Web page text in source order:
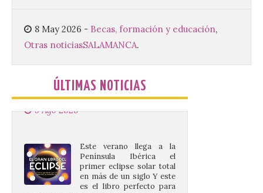
8 May 2026 - Becas, formación y educación,
Otras noticiasSALAMANCA.
ÚLTIMAS NOTICIAS
9 Ago 2026
en más de un siglo Y este
es el libro perfecto para
vivirlo como una experiencia inolvidable.
¿Y si el cielo cambiara ante tus ojos… y
supieras exactamente por […]